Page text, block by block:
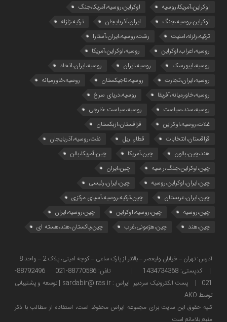
اوکراین،آمریکا،روسیه
اوکراین،روسیه،آمریکا،جنگ
اوکراین،روسیه،جنگ
ایران،آذربایجان
ترکیه،زلزله
ترکیه،زلزله،امنیت
رشت،روسیه،ایران،آستارا
روسیه،اعراب،اوکراین
روسیه،اوکراین،آمریکا
روسیه،ایبورسک
روسیه،ایران
روسیه،ایران،اتحاد
روسیه،ایران،تجارت
روسیه،تاجیکستان
روسیه،خاورمیانه
روسیه،خاورمیانه،آفریقا
روسیه،دریای سرخ
روسیه،سند،سیاست
روسیه،سیاست خارجی
غلات،روسیه،اوکراین
قزاقستان،ازبکستان
قزاقستان،انتخابات
قطار، ریل
نفت،روسیه،آذربایجان
هند،چین،بالون
چین،آمریکا
چین،آمریکا،بالن
چین،اوکراین،جنگ،ر.سیه
چین،ایران
چین،ایران،اوکراین،روسیه
چین،ایران،رئیسی
چین،ایران،عربستان
چین،ترکیه،روسیه،آسیای مرکزی
چین،روسیه
چین،روسیه،اوکراین
چین،روسیه،ایران
چین،هند
چین،هژمونی،غرب چین،پاکستان،هند،هسته ای
| کدپستی: 1434734368 | تلفن: 88770586-021 88792496-
021 | پست الکترونیک سردبیر ایراس : sardabir@iras.ir |
توسعه و پشتیبانی
توسط AKO
كليه حقوق این سایت برای مجموعه ایراس محفوظ است، استفاده از مطالب با ذكر
منبع بلامانع است.